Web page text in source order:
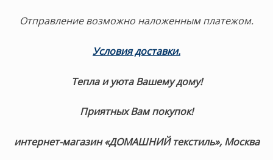
Отправление возможно наложенным платежом.
Условия доставки.
Тепла и уюта Вашему дому!
Приятных Вам покупок!
интернет-магазин «ДОМАШНИЙ текстиль», Москва